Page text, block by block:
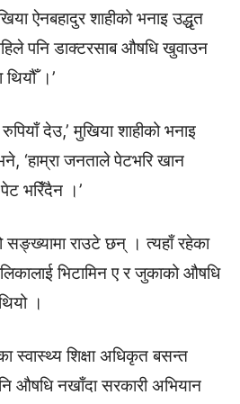
ऐनबहादुर शाहीको भनाइ उद्धृत
पनि डाक्टरसाब औषधि खुवाउन
।’
देउ,’ मुखिया शाहीको भनाइ
‘हाम्रा जनताले पेटभरि खान
भरिँदैन ।’
सङ्ख्यामा राउटे छन् । त्यहाँ रहेका
भिटामिन ए र जुकाको औषधि
।
स्वास्थ्य शिक्षा अधिकृत बसन्त
औषधि नखाँदा सरकारी अभियान